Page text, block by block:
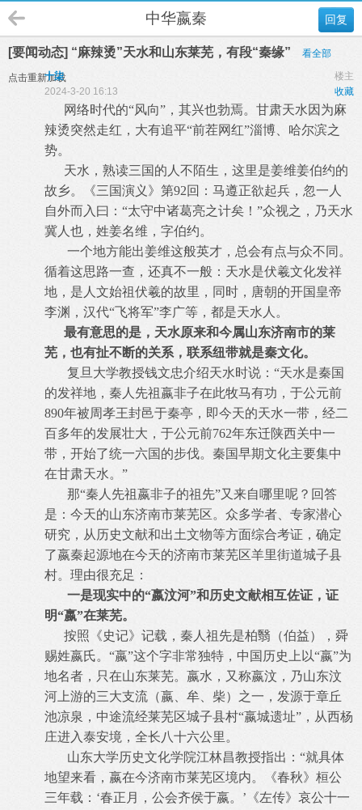
回复
中华嬴秦
[要闻动态] “麻辣烫”天水和山东莱芜，有段“秦缘” 看全部
点击重新加载 楼主
十柒
收藏
2024-3-20 16:13
网络时代的“风向”，其兴也勃焉。甘肃天水因为麻
辣烫突然走红，大有追平“前茬网红”淄博、哈尔滨之
势。
天水，熟读三国的人不陌生，这里是姜维姜伯约的
故乡。《三国演义》第92回：马遵正欲起兵，忽一人
自外而入曰：“太守中诸葛亮之计矣！”众视之，乃天水
冀人也，姓姜名维，字伯约。
一个地方能出姜维这般英才，总会有点与众不同。
循着这思路一查，还真不一般：天水是伏羲文化发祥
地，是人文始祖伏羲的故里，同时，唐朝的开国皇帝
李渊，汉代“飞将军”李广等，都是天水人。
最有意思的是，天水原来和今属山东济南市的莱
芜，也有扯不断的关系，联系纽带就是秦文化。
复旦大学教授钱文忠介绍天水时说：“天水是秦国
的发祥地，秦人先祖嬴非子在此牧马有功，于公元前
890年被周孝王封邑于秦亭，即今天的天水一带，经二
百多年的发展壮大，于公元前762年东迁陕西关中一
带，开始了统一六国的步伐。秦国早期文化主要集中
在甘肃天水。”
那“秦人先祖嬴非子的祖先”又来自哪里呢？回答
是：今天的山东济南市莱芜区。众多学者、专家潜心
研究，从历史文献和出土文物等方面综合考证，确定
了嬴秦起源地在今天的济南市莱芜区羊里街道城子县
村。理由很充足：
一是现实中的“嬴汶河”和历史文献相互佐证，证
明“嬴”在莱芜。
按照《史记》记载，秦人祖先是柏翳（伯益），舜
赐姓嬴氏。“嬴”这个字非常独特，中国历史上以“嬴”为
地名者，只在山东莱芜。嬴水，又称嬴汶，乃山东汶
河上游的三大支流（嬴、牟、柴）之一，发源于章丘
池凉泉，中途流经莱芜区城子县村“嬴城遗址”，从西杨
庄进入泰安境，全长八十六公里。
山东大学历史文化学院江林昌教授指出：“就具体
地望来看，嬴在今济南市莱芜区境内。《春秋》桓公
三年载：‘春正月，公会齐侯于嬴。’《左传》哀公十一